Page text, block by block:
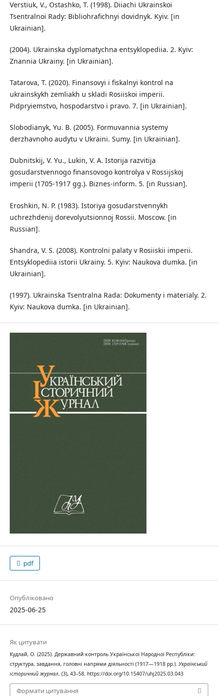
Verstiuk, V., Ostashko, T. (1998). Diiachi Ukrainskoi
Tsentralnoi Rady: Bibliohrafichnyi dovidnyk. Kyiv. [in
Ukrainian].
(2004). Ukrainska dyplomatychna entsyklopediia. 2. Kyiv:
Znannia Ukrainy. [in Ukrainian].
Tatarova, T. (2020). Finansovyi i fiskalnyi kontrol na
ukrainskykh zemliakh u skladi Rosiiskoi imperii.
Pidpryiemstvo, hospodarstvo i pravo. 7. [in Ukrainian].
Slobodianyk, Yu. B. (2005). Formuvannia systemy
derzhavnoho audytu v Ukraini. Sumy. [in Ukrainian].
Dubnitskij, V. Yu., Lukin, V. A. Istorija razvitija
gosudarstvennogo finansovogo kontrolya v Rossijskoj
imperii (1705-1917 gg.). Biznes-inform. 5. [in Russian].
Eroshkin, N. P. (1983). Istoriya gosudarstvennykh
uchrezhdenij dorevolyutsionnoj Rossii. Moscow. [in
Russian].
Shandra, V. S. (2008). Kontrolni palaty v Rosiiskii imperii.
Entsyklopediia istorii Ukrainy. 5. Kyiv: Naukova dumka. [in
Ukrainian].
(1997). Ukrainska Tsentralna Rada: Dokumenty i materialy. 2.
Kyiv: Naukova dumka. [in Ukrainian].
pdf
Опубліковано
2025-06-25
Як цитувати
Кудлай, О. (2025). Державний контроль Української Народної Республіки:
структура, завдання, головні напрями діяльності (1917—1918 рр.). Український
історичний журнал, (3), 43–58. https://doi.org/10.15407/uhj2025.03.043
Формати цитування